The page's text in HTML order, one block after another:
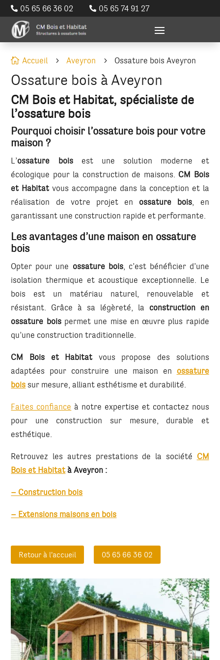
 05 65 66 36 02  05 65 74 91 27
 Accueil 5 Aveyron 5 Ossature bois Aveyron
Ossature bois à Aveyron
CM Bois et Habitat, spécialiste de
l’ossature bois
Pourquoi choisir l’ossature bois pour votre
maison ?
L’ossature bois
est une solution moderne et
écologique pour la construction de maisons. CM Bois
et Habitat vous accompagne dans la conception et la
réalisation de votre projet en
ossature bois, en
garantissant une construction rapide et performante.
Les avantages d’une maison en ossature
bois
Opter pour une ossature bois, c’est bénéficier d’une
isolation thermique et acoustique exceptionnelle. Le
bois est un matériau naturel, renouvelable et
résistant. Grâce à sa légèreté, la construction en
ossature bois permet une mise en œuvre plus rapide
qu’une construction traditionnelle.
CM Bois et Habitat vous propose des solutions
adaptées pour construire une maison en ossature
bois sur mesure, alliant esthétisme et durabilité.
Faites confiance à notre expertise et contactez nous
pour une construction sur mesure, durable et
esthétique.
Retrouvez les autres prestations de la société CM
Bois et Habitatà Aveyron :
– Construction bois
– Extensions maisons en bois
Retour à l'accueil 05 65 66 36 02